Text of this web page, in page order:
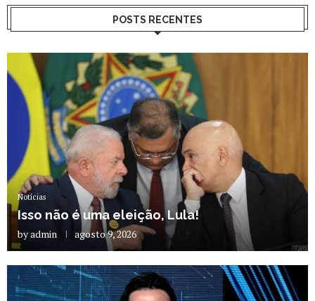
POSTS RECENTES
Notícias
Isso não é uma eleição, Lula!
byadmin agosto 9, 2026